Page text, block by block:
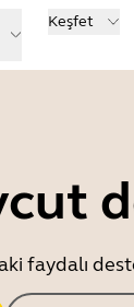
Keşfet
faydalı